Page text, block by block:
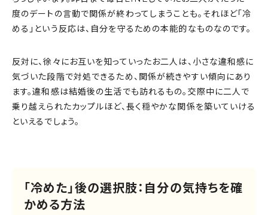
度のデートの言動で関係が終わってしまうことも。それほど「冷
める」という反応は、自分を守るための本能的なものなのです。
反対に、徐々にお互いを知っていったお二人は、小さな違和感に
気づいた段階で対処できるため、関係が続きやすい傾向にあり
ます。違和感は結婚後の生活でも訪れるもの。交際中に二人で
乗り越えられたカップルほど、長く穏やかな関係を築いていける
といえるでしょう。
「冷めた」後の選択肢：自分の気持ちを確
かめる方法